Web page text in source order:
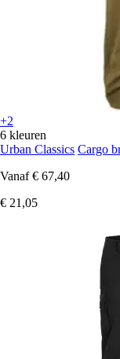
+2
6 kleuren
Urban Classics Cargo
Vanaf € 67,40
€ 21,05